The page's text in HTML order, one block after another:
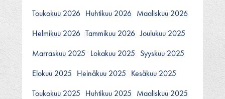
Toukokuu 2026 Huhtikuu 2026 Maaliskuu 2026
Helmikuu 2026 Tammikuu 2026 Joulukuu 2025
Marraskuu 2025 Lokakuu 2025 Syyskuu 2025
Elokuu 2025 Heinäkuu 2025 Kesäkuu 2025
Toukokuu 2025 Huhtikuu 2025 Maaliskuu 2025